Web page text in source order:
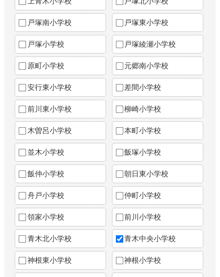
戸塚南小学校 戸塚東小学校
戸塚小学校 戸塚綾瀬小学校
原町小学校 元郷南小学校
安行東小学校 差間小学校
前川東小学校 柳崎小学校
木曽呂小学校 本町小学校
並木小学校 飯塚小学校
飯仲小学校 朝日東小学校
舟戸小学校 仲町小学校
領家小学校 前川小学校
青木北小学校 青木中央小学校
神根東小学校 神根小学校